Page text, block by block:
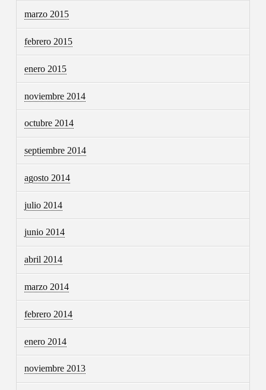
marzo 2015
febrero 2015
enero 2015
noviembre 2014
octubre 2014
septiembre 2014
agosto 2014
julio 2014
junio 2014
abril 2014
marzo 2014
febrero 2014
enero 2014
noviembre 2013